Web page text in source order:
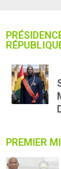
PREMIER